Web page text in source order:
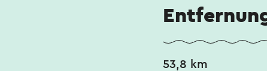
53,8 km